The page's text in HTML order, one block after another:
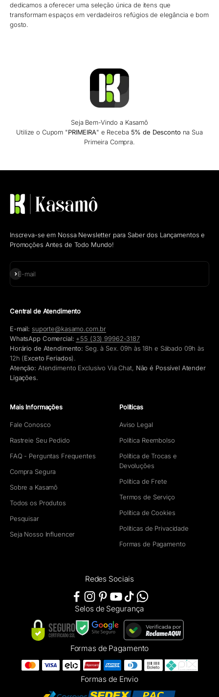
dedicamos a oferecer uma seleção única de itens que
transformam espaços em verdadeiros refúgios de elegância e bom
gosto.
Seja Bem-Vindo a Kasamô
Utilize o Cupom "PRIMEIRA" e Receba 5% de Desconto na Sua
Primeira Compra.
Inscreva-se em Nossa Newsletter para Saber dos Lançamentos e
Promoções Antes de Todo Mundo!
E-mail
Assinar
Central de Atendimento
E-mail: suporte@kasamo.com.br
WhatsApp Comercial: +55 (33) 99962-3187
Horário de Atendimento: Seg. à Sex. 09h às 18h e Sábado 09h às
12h (Exceto Feriados).
Atenção: Atendimento Exclusivo Via Chat, Não é Possível Atender
Ligações.
Mais Informações
Fale Conosco
Rastreie Seu Pedido
FAQ - Perguntas Frequentes
Compra Segura
Sobre a Kasamô
Todos os Produtos
Pesquisar
Seja Nosso Influencer
Políticas
Aviso Legal
Política Reembolso
Política de Trocas e
Devoluções
Política de Frete
Termos de Serviço
Política de Cookies
Políticas de Privacidade
Formas de Pagamento
Redes Sociais
Selos de Segurança
Formas de Pagamento
Formas de Envio